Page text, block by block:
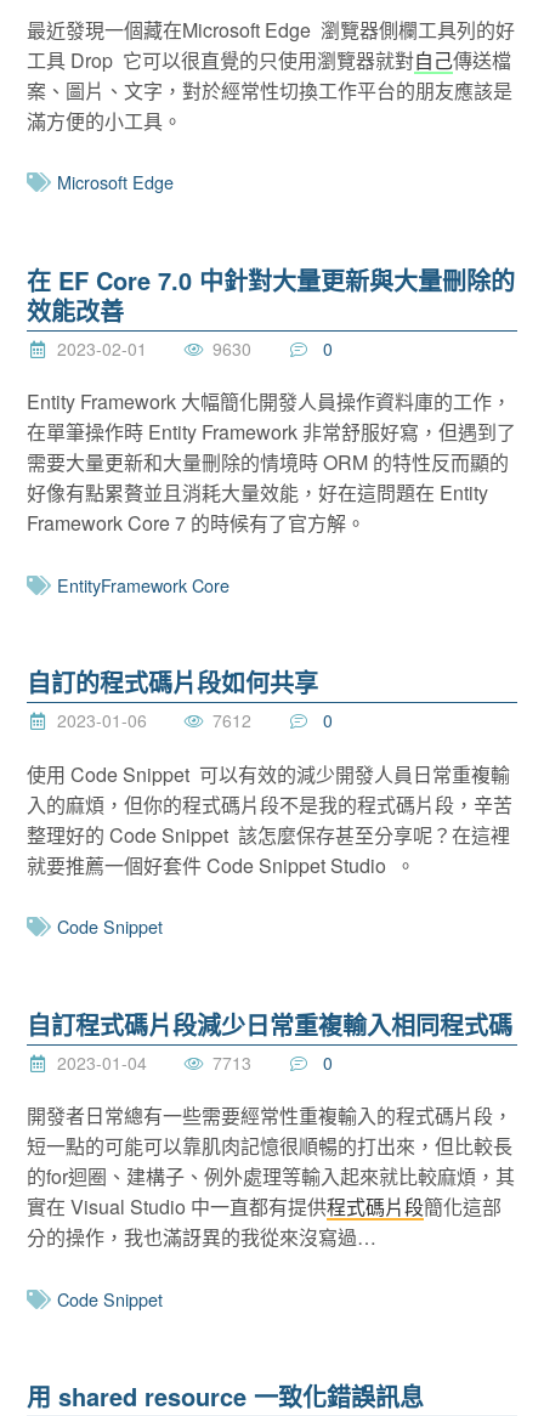
最近發現一個藏在Microsoft Edge 瀏覽器側欄工具列的好
工具 Drop 它可以很直覺的只使用瀏覽器就對自己傳送檔
案、圖片、文字，對於經常性切換工作平台的朋友應該是
滿方便的小工具。
Microsoft Edge
在 EF Core 7.0 中針對大量更新與大量刪除的
效能改善
2023-02-01 9630 0
Entity Framework 大幅簡化開發人員操作資料庫的工作，
在單筆操作時 Entity Framework 非常舒服好寫，但遇到了
需要大量更新和大量刪除的情境時 ORM 的特性反而顯的
好像有點累贅並且消耗大量效能，好在這問題在 Entity
Framework Core 7 的時候有了官方解。
EntityFramework Core
自訂的程式碼片段如何共享
2023-01-06 7612 0
使用 Code Snippet 可以有效的減少開發人員日常重複輸
入的麻煩，但你的程式碼片段不是我的程式碼片段，辛苦
整理好的 Code Snippet 該怎麼保存甚至分享呢？在這裡
就要推薦一個好套件 Code Snippet Studio 。
Code Snippet
自訂程式碼片段減少日常重複輸入相同程式碼
2023-01-04 7713 0
開發者日常總有一些需要經常性重複輸入的程式碼片段，
短一點的可能可以靠肌肉記憶很順暢的打出來，但比較長
的for迴圈、建構子、例外處理等輸入起來就比較麻煩，其
實在 Visual Studio 中一直都有提供程式碼片段簡化這部
分的操作，我也滿訝異的我從來沒寫過…
Code Snippet
用 shared resource 一致化錯誤訊息